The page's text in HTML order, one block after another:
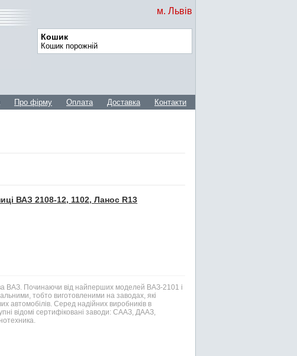
м. Львів
Кошик
Кошик порожній
Про фірму Оплата Доставка Контакти
ВАЗ 2108-12, 1102, Ланос R13
ВАЗ. Починаючи від найперших моделей ВАЗ-2101 і
тобто виготовленими на заводах, які
автомобілів. Серед надійних виробників в
відомі сертифіковані заводи: СААЗ, ДААЗ,